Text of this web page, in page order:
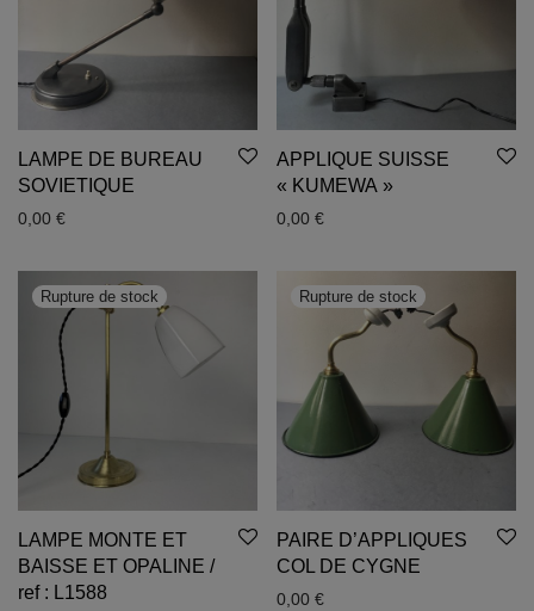
LAMPE DE BUREAU
SOVIETIQUE
0,00 €
APPLIQUE SUISSE
« KUMEWA »
0,00 €
LAMPE MONTE ET
BAISSE ET OPALINE /
ref : L1588
PAIRE D’APPLIQUES
COL DE CYGNE
0,00 €